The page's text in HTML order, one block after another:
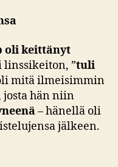
oli keittänyt
linssikeiton, ”tuli
mitä ilmeisimmin
josta hän niin
– hänellä oli
jälkeen.